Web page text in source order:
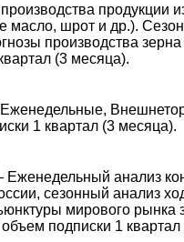
продукции
масло, шрот и др.).
производства
(3 месяца).
1 квартал (3 месяца).
Еженедельный анализ
сезонный анализ
мирового рынка
подписки 1 квартал